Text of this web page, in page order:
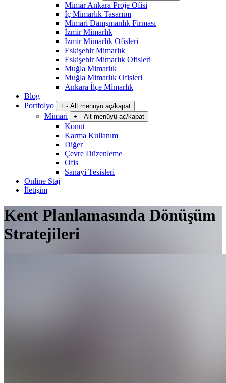
Mimar Ankara Proje Ofisi
İç Mimarlık Tasarımı
Mimari Danışmanlık Firması
İzmir Mimarlık
İzmir Mimarlık Ofisleri
Eskişehir Mimarlık
Eskişehir Mimarlık Ofisleri
Muğla Mimarlık
Muğla Mimarlık Ofisleri
Ankara İlçe Mimarlık
Blog
Portfolyo
+ - Alt menüyü aç/kapat
Mimari + - Alt menüyü aç/kapat
Konut
Karma Kullanım
Diğer
Çevre Düzenleme
Ofis
Sanayi Tesisleri
Online Staj
İletişim
Kent Planlamasında Dönüşüm
Stratejileri